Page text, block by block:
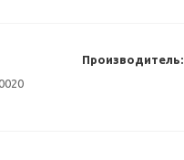
Производитель: